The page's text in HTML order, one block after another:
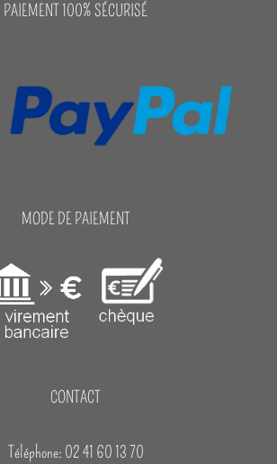
PAIEMENT 100% SÉCURISÉ
MODE DE PAIEMENT
CONTACT
Téléphone: 02 41 60 13 70